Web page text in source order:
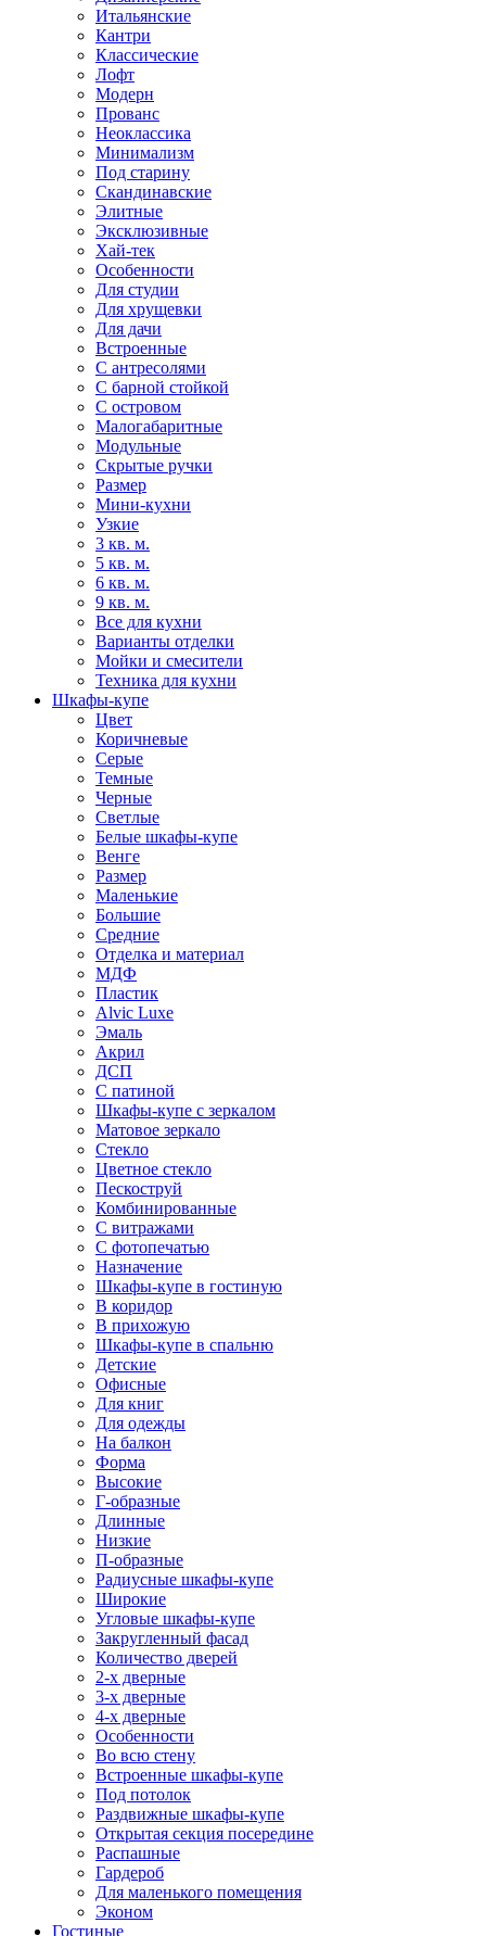
Итальянские
Кантри
Классические
Лофт
Модерн
Прованс
Неоклассика
Минимализм
Под старину
Скандинавские
Элитные
Эксклюзивные
Хай-тек
Особенности
Для студии
Для хрущевки
Для дачи
Встроенные
С антресолями
С барной стойкой
С островом
Малогабаритные
Модульные
Скрытые ручки
Размер
Мини-кухни
Узкие
3 кв. м.
5 кв. м.
6 кв. м.
9 кв. м.
Все для кухни
Варианты отделки
Мойки и смесители
Техника для кухни
Шкафы-купе
Цвет
Коричневые
Серые
Темные
Черные
Светлые
Белые шкафы-купе
Венге
Размер
Маленькие
Большие
Средние
Отделка и материал
МДФ
Пластик
Alvic Luxe
Эмаль
Акрил
ДСП
С патиной
Шкафы-купе с зеркалом
Матовое зеркало
Стекло
Цветное стекло
Пескоструй
Комбинированные
С витражами
С фотопечатью
Назначение
Шкафы-купе в гостиную
В коридор
В прихожую
Шкафы-купе в спальню
Детские
Офисные
Для книг
Для одежды
На балкон
Форма
Высокие
Г-образные
Длинные
Низкие
П-образные
Радиусные шкафы-купе
Широкие
Угловые шкафы-купе
Закругленный фасад
Количество дверей
2-х дверные
3-х дверные
4-х дверные
Особенности
Во всю стену
Встроенные шкафы-купе
Под потолок
Раздвижные шкафы-купе
Открытая секция посередине
Распашные
Гардероб
Для маленького помещения
Эконом
Гостиные